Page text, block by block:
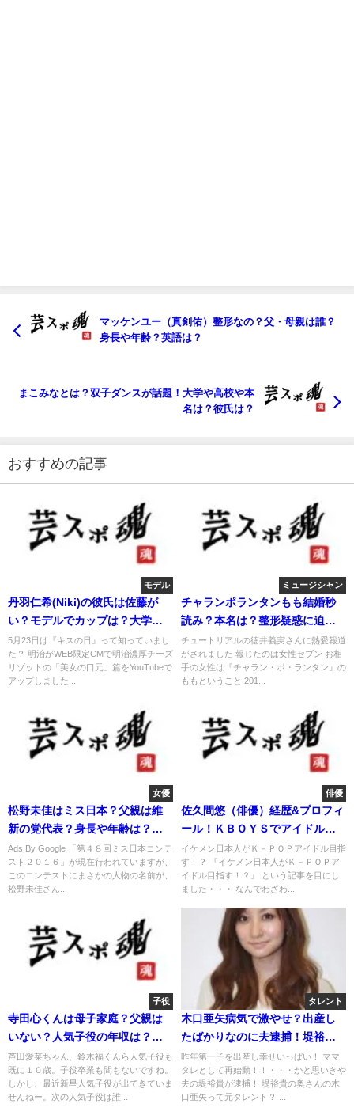
マッケンユー（真剣佑）整形なの？父・母親は誰？
身長や年齢？英語は？
まこみなとは？双子ダンスが話題！大学や高校や本
名は？彼氏は？
おすすめの記事
モデル
丹羽仁希(Niki)の彼氏は佐藤が
い？モデルでカップは？大学
は？
5月23日は『キスの日』って知っていまし
た？ 明治がWEB限定CMで明治濃厚チーズ
リゾットの「美女の口元」篇をYouTubeで
アップしました...
ミュージシャン
チャランポランタンもも結婚秒
読み？本名は？整形疑惑に迫
る！
チュートリアルの徳井義実さんに熱愛報道
がされました 報じたのは女性セブン お相
手の女性は『チャラン・ポ・ランタン』の
ももということ 201...
女優
松野未佳はミス日本？父親は維
新の党代表？身長や年齢は？大
学は？
Ads By Google 「第４８回ミス日本コンテ
スト２０１６」が現在行われていますが、
このコンテストにまさかの人物の名前が、
松野未佳さん...
俳優
佐久間悠（俳優）経歴&プロフィ
ール！ＫＢＯＹＳでアイドル
に！
イケメン日本人がＫ－ＰＯＰアイドル目指
す！？ 『イケメン日本人がＫ－ＰＯＰア
イドル目指す！？』 という記事を目にし
ました・・・ なんでわざわ...
子役
寺田心くんは母子家庭？父親は
いない？人気子役の年収は？年
齢は？
芦田愛菜ちゃん、鈴木福くんら人気子役も
既に１０歳。子役卒業も間もないですね。
しかし、最近新星人気子役が出てきていま
せんねー。次の人気子役は誰...
タレント
木口亜矢病気で激やせ？出産し
たばかりなのに夫逮捕！堤裕貴
と離婚は？
昨年第一子を出産し幸せいっぱい！ ママ
タレとして再始動！！・・・かと思いきや
夫の堤裕貴が逮捕！ 堤裕貴の奥さんの木
口亜矢って元タレント？ ...